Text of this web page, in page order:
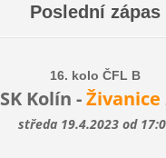
Poslední zápas
16. kolo ČFL B
SK Kolín -Živanice
středa 19.4.2023 od